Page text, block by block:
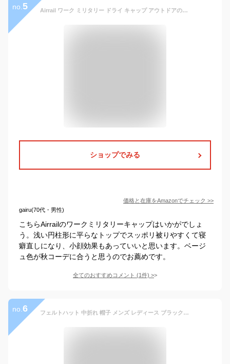
no. 5 Airrail ワーク ミリタリー ドライ キャップ アウトドアの美飾 小顔 オールシーズン カジュアル メンズ レディース 帽子 (ブラック)
ショップでみる
価格と在庫をAmazonでチェック >>
gairu(70代・男性)
こちらAirrailのワークミリタリーキャップはいかがでしょ
う。浅い円柱形に平らなトップでスッポリ被りやすくて寝
癖直しになり、小顔効果もあっていいと思います。ベージ
ュ色が秋コーデに合うと思うのでお薦めです。
全てのおすすめコメント (1件) >
no. 6 フェルトハット 中折れ 帽子 メンズ レディース ブラック 春 秋 冬 ウール ハット 59cm